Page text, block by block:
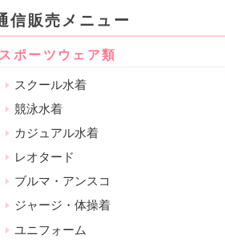
信販売メニュー
スポーツウェア類
スクール水着
競泳水着
カジュアル水着
レオタード
ブルマ・アンスコ
ジャージ・体操着
ユニフォーム